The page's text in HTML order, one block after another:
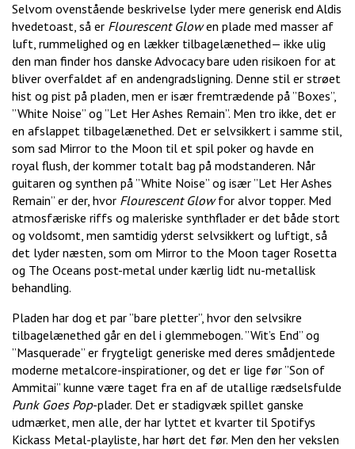
Selvom ovenstående beskrivelse lyder mere generisk end Aldis
hvedetoast, så er Flourescent Glowen plade med masser af
luft, rummelighed og en lækker tilbagelænethed— ikke ulig
den man finder hos danske Advocacy bare uden risikoen for at
bliver overfaldet af en andengradsligning. Denne stil er strøet
hist og pist på pladen, men er især fremtrædende på ”Boxes”,
”White Noise” og ”Let Her Ashes Remain”. Men tro ikke, det er
en afslappet tilbagelænethed. Det er selvsikkert i samme stil,
som sad Mirror to the Moon til et spil poker og havde en
royal flush, der kommer totalt bag på modstanderen. Når
guitaren og synthen på ”White Noise” og især ”Let Her Ashes
Remain” er der, hvor Flourescent Glowfor alvor topper. Med
atmosfæriske riffs og maleriske synthflader er det både stort
og voldsomt, men samtidig yderst selvsikkert og luftigt, så
det lyder næsten, som om Mirror to the Moon tager Rosetta
og The Oceans post-metal under kærlig lidt nu-metallisk
behandling.
Pladen har dog et par ”bare pletter”, hvor den selvsikre
tilbagelænethed går en del i glemmebogen. ”Wit’s End” og
”Masquerade” er frygteligt generiske med deres smådjentede
moderne metalcore-inspirationer, og det er lige før ”Son of
Ammitai” kunne være taget fra en af de utallige rædselsfulde
Punk Goes Pop-plader. Det er stadigvæk spillet ganske
udmærket, men alle, der har lyttet et kvarter til Spotifys
Kickass Metal-playliste, har hørt det før. Men den her vekslen